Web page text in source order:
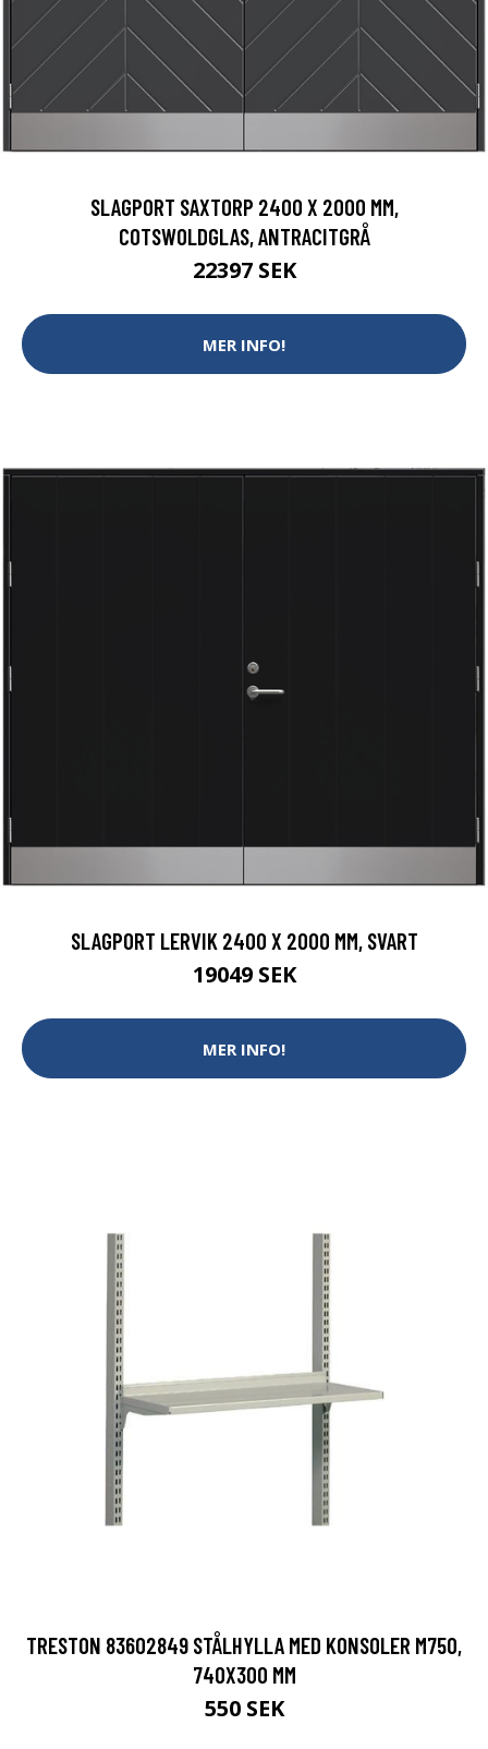
SLAGPORT SAXTORP 2400 X 2000 MM,
COTSWOLDGLAS, ANTRACITGRÅ
22397 SEK
MER INFO!
SLAGPORT LERVIK 2400 X 2000 MM, SVART
19049 SEK
MER INFO!
TRESTON 83602849 STÅLHYLLA MED KONSOLER M750,
740X300 MM
550 SEK